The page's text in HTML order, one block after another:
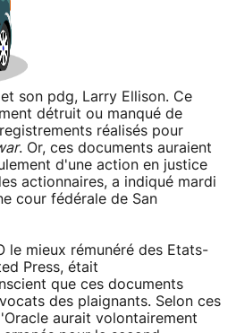
son pdg, Larry Ellison. Ce
détruit ou manqué de
réalisés pour
. Or, ces documents auraient
d'une action en justice
actionnaires, a indiqué mardi
cour fédérale de San
le mieux rémunéré des Etats-
Press, était
que ces documents
des plaignants. Selon ces
aurait volontairement